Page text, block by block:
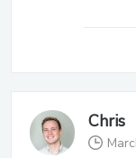
Chris